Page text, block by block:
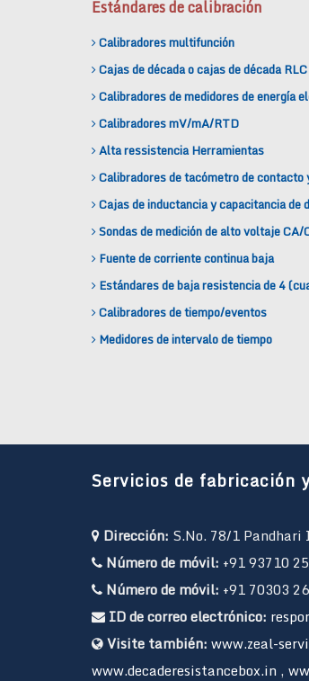
Estándares de calibración
Calibradores multifunción
Cajas de década o cajas de década RLC
Calibradores de medidores de energía
Calibradores mV/mA/RTD
Alta ressistencia Herramientas
Calibradores de tacómetro de contacto
Cajas de inductancia y capacitancia de
Sondas de medición de alto voltaje CA/
Fuente de corriente continua baja
Estándares de baja resistencia de 4
Calibradores de tiempo/eventos
Medidores de intervalo de tiempo
Servicios de fabricación
Dirección: S.No. 78/1
Número de móvil: +91 93710
Número de móvil: +91 70303
ID de correo electrónico:
Visite también: www.zeal-
www.decaderesistancebox.in ,